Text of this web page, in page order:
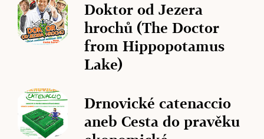
Doktor od Jezera
hrochů (The Doctor
from Hippopotamus
Lake)
Drnovické catenaccio
aneb Cesta do pravěku